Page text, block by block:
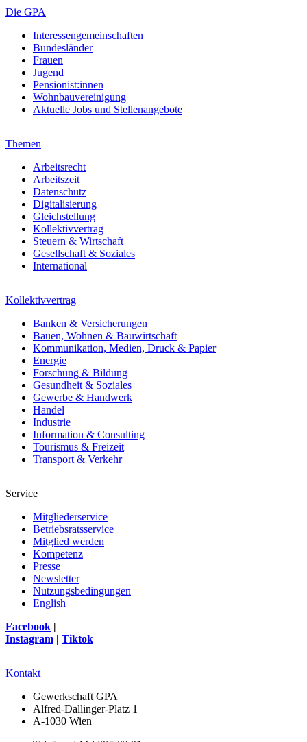
Die GPA
Interessengemeinschaften
Bundesländer
Frauen
Jugend
Pensionist:innen
Wohnbauvereinigung
Aktuelle Jobs und Stellenangebote
Themen
Arbeitsrecht
Arbeitszeit
Datenschutz
Digitalisierung
Gleichstellung
Kollektivvertrag
Steuern & Wirtschaft
Gesellschaft & Soziales
International
Kollektivvertrag
Banken & Versicherungen
Bauen, Wohnen & Bauwirtschaft
Kommunikation, Medien, Druck & Papier
Energie
Forschung & Bildung
Gesundheit & Soziales
Gewerbe & Handwerk
Handel
Industrie
Information & Consulting
Tourismus & Freizeit
Transport & Verkehr
Service
Mitgliederservice
Betriebsratsservice
Mitglied werden
Kompetenz
Presse
Newsletter
Nutzungsbedingungen
English
Facebook |
Instagram | Tiktok
Kontakt
Gewerkschaft GPA
Alfred-Dallinger-Platz 1
A-1030 Wien